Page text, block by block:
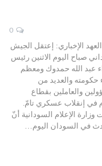
الإخباري: إعتقل الجيش
صباح اليوم الاثنين رئيس
عبد الله حمدوك ومعظم
حكومته والعديد من
والعاملين بقطاع
في إنقلاب عسكري تامّ.
وزارة الإعلام السودانية أنّ
في السودان اليوم…